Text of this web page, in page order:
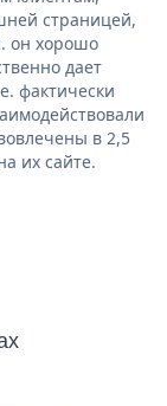
страницей,
он хорошо
дает
фактически
в 2,5
их сайте.